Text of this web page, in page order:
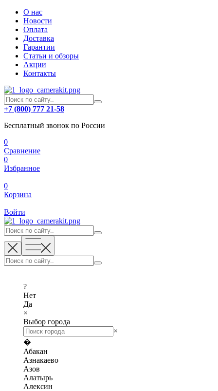
О нас
Новости
Оплата
Доставка
Гарантии
Статьи и обзоры
Акции
Контакты
+7 (800) 777 21-58
Бесплатный звонок по России
0
Сравнение
0
Избранное
0
Корзина
Войти
?
Нет
Да
×
Выбор города
×
�
Абакан
Азнакаево
Азов
Алатырь
Алексин